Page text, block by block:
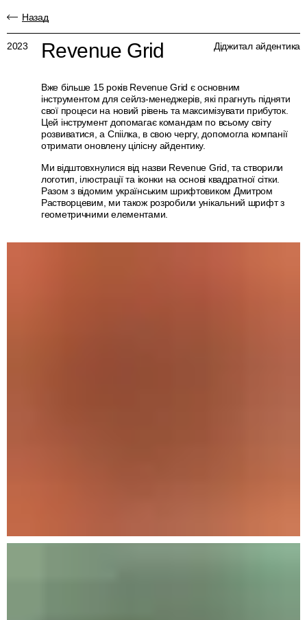
Назад
2023 Revenue Grid Діджитал айдентика
Вже більше 15 років Revenue Grid є основним
інструментом для сейлз-менеджерів, які прагнуть підняти
свої процеси на новий рівень та максимізувати прибуток.
Цей інструмент допомагає командам по всьому світу
розвиватися, а Спіілка, в свою чергу, допомогла компанії
отримати оновлену цілісну айдентику.
Ми відштовхнулися від назви Revenue Grid, та створили
логотип, ілюстрації та іконки на основі квадратної сітки.
Разом з відомим українським шрифтовиком Дмитром
Растворцевим, ми також розробили унікальний шрифт з
геометричними елементами.